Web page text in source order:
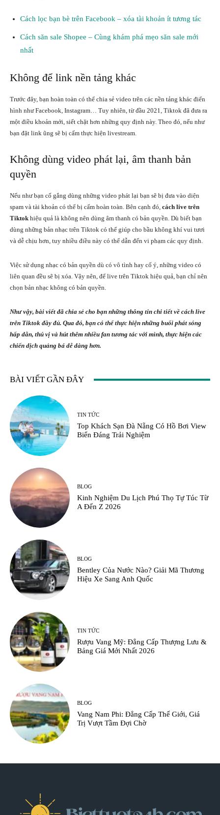
Cách lọc bạn bè trên Facebook – xóa tài khoản ít tương tác
Cách săn sale Shopee – Cùng khám phá mẹo săn sale mới
nhất
Không để link nền tảng khác
Trước đây, bạn hoàn toàn có thể chia sẻ video trên các nền tảng khác điển
hình như Facebook, Instagram… Tuy nhiên, từ đầu 2021, Tiktok đã đưa ra
một điều khoản mới, siết chặt hơn những quy định này. Theo đó, nếu như
bạn đặt link ũng sẽ bị cấm thực hiện livestream.
Không dùng video phát lại, âm thanh bản
quyền
Nếu như bạn cố gắng dùng những video phát lại bạn sẽ bị đưa vào diện
spam và tài khoản có thể bị cấm hoàn toàn. Bên cạnh đó, cách live trên
Tiktok hiệu quả là không nên dùng âm thanh có bản quyền. Dù biết bạn
dùng những bản nhạc trên Tiktok có thể giúp cho bầu không khí vui tươi
và dễ chịu hơn, tuy nhiều điều này có thể dẫn đến vi phạm các quy định.
Việc sử dụng nhạc có bản quyền dù có vô tình hay cố ý, những video có
liên quan đều sẽ bị xóa. Vậy nên, để live trên Tiktok hiệu quả, bạn chỉ nên
chọn bản nhạc không có bản quyền.
Như vậy, bài viết đã chia sẻ cho bạn những thông tin chi tiết về cách live
trên Tiktok đầy đủ. Qua đó, bạn có thể thực hiện những buổi phát sóng
hấp dẫn, thú vị và hút thêm nhiều fan tương tác với mình, thực hiện các
chiến dịch quảng bá dễ dàng hơn.
BÀI VIẾT GẦN ĐÂY
TIN TỨC
Top Khách Sạn Đà Nẵng Có Hồ Bơi View
Biển Đáng Trải Nghiệm
BLOG
Kinh Nghiệm Du Lịch Phú Thọ Tự Túc Từ
A Đến Z 2026
BLOG
Bentley Của Nước Nào? Giải Mã Thương
Hiệu Xe Sang Anh Quốc
TIN TỨC
Rượu Vang Mỹ: Đẳng Cấp Thượng Lưu &
Bảng Giá Mới Nhất 2026
BLOG
Vang Nam Phi: Đẳng Cấp Thế Giới, Giá
Trị Vượt Tầm Đợi Chờ